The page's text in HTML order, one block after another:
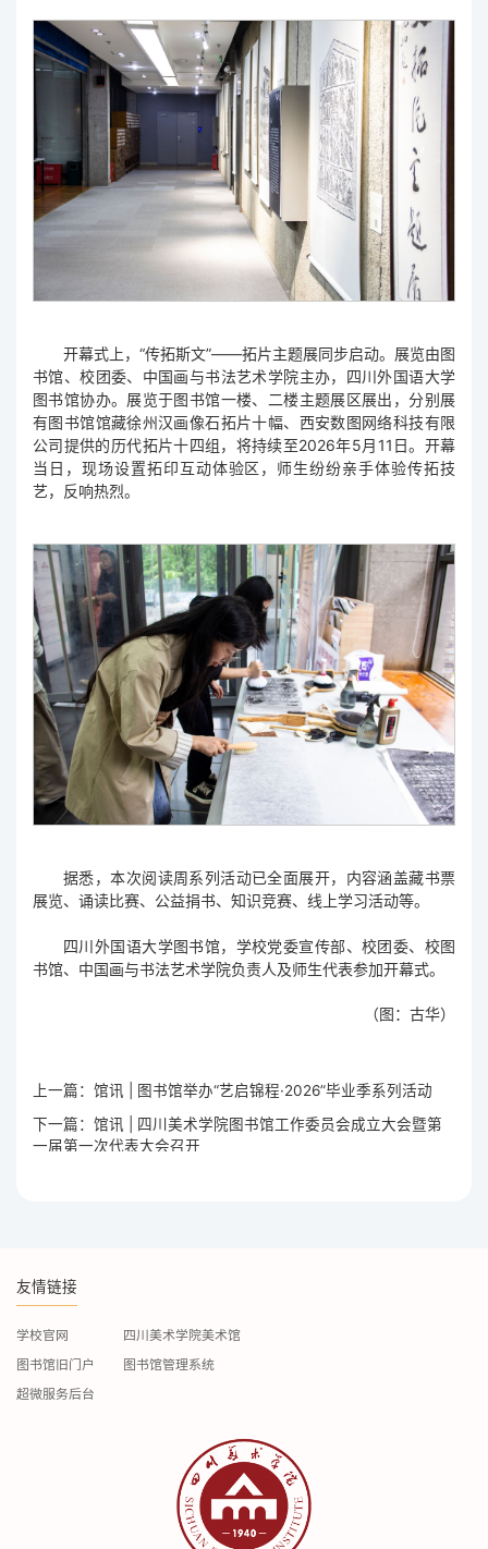
开幕式上，“传拓斯文”——拓片主题展同步启动。展览由图
书馆、校团委、中国画与书法艺术学院主办，四川外国语大学
图书馆协办。展览于图书馆一楼、二楼主题展区展出，分别展
有图书馆馆藏徐州汉画像石拓片十幅、西安数图网络科技有限
公司提供的历代拓片十四组，将持续至2026年5月11日。开幕
当日，现场设置拓印互动体验区，师生纷纷亲手体验传拓技
艺，反响热烈。
据悉，本次阅读周系列活动已全面展开，内容涵盖藏书票
展览、诵读比赛、公益捐书、知识竞赛、线上学习活动等。
四川外国语大学图书馆，学校党委宣传部、校团委、校图
书馆、中国画与书法艺术学院负责人及师生代表参加开幕式。
（图：古华）
上一篇：馆讯 | 图书馆举办“艺启锦程·2026”毕业季系列活动
下一篇：馆讯 | 四川美术学院图书馆工作委员会成立大会暨第
一届第一次代表大会召开
友情链接
学校官网
四川美术学院美术馆
图书馆旧门户
图书馆管理系统
超微服务后台